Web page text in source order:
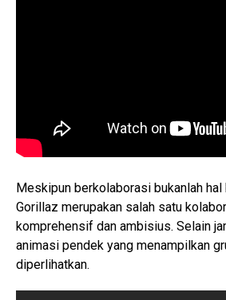
Meskipun berkolaborasi bukanlah
Gorillaz merupakan salah satu
komprehensif dan ambisius. Selain
animasi pendek yang menampilkan
diperlihatkan.